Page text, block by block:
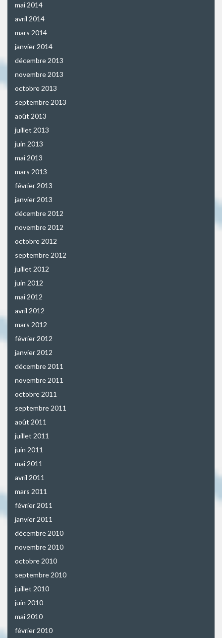
mai 2014
avril 2014
mars 2014
janvier 2014
décembre 2013
novembre 2013
octobre 2013
septembre 2013
août 2013
juillet 2013
juin 2013
mai 2013
mars 2013
février 2013
janvier 2013
décembre 2012
novembre 2012
octobre 2012
septembre 2012
juillet 2012
juin 2012
mai 2012
avril 2012
mars 2012
février 2012
janvier 2012
décembre 2011
novembre 2011
octobre 2011
septembre 2011
août 2011
juillet 2011
juin 2011
mai 2011
avril 2011
mars 2011
février 2011
janvier 2011
décembre 2010
novembre 2010
octobre 2010
septembre 2010
juillet 2010
juin 2010
mai 2010
février 2010